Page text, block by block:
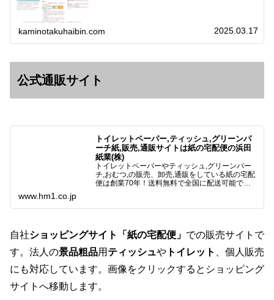
kaminotakuhaibin.com 2025.03.17
公式通販サイト
トイレットペーパー,ティッシュ,グリーンパ
ーチ紙,販売,通販サイトは紙の宅配便の浜田
紙業(株)
トイレットペーパーやティッシュ,グリーンパー
チ,おむつ,の販売、卸売,通販をしている紙の宅配
便は創業70年！送料無料で全国に配送可能で
様と歩んでまいりま…
www.hm1.co.jp
自社ショッピングサイト「紙の宅配便」 での販売サイトで
す。法人の景品粗品用 ティッシュや トイレット
、個人販売
にも対応しています。画像をクリックするとショッピング
サイトへ移動します。